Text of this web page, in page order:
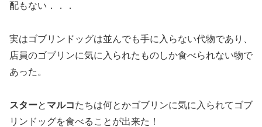
配もない．．．
実はゴブリンドッグは並んでも手に入らない代物であり、
店員のゴブリンに気に入られたものしか食べられない物で
あった。
スターと マルコたちは何とかゴブリンに気に入られてゴブ
リンドッグを食べることが出来た！